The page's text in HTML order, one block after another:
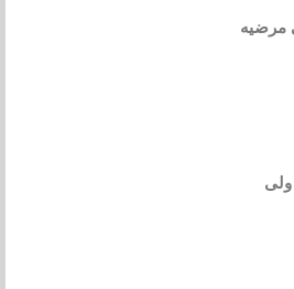
مرضیه